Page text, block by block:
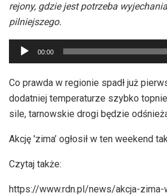
rejony, gdzie jest potrzeba
pilniejszego.
Odtwarzacz
plików
dźwiękowych
00:00
Co prawda w regionie spadł już
dodatniej temperaturze szybko
sile, tarnowskie drogi będzie
Akcję 'zima’ ogłosił w ten weekend
Czytaj także:
https://www.rdn.pl/news/akcja-